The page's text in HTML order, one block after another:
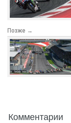
Позже →
Комментарии